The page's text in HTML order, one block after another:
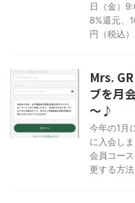
日（金）
8%還元、
円（税込
Mrs.
ブを月
～♪
今年の1月
に入会し
会員コー
更する方